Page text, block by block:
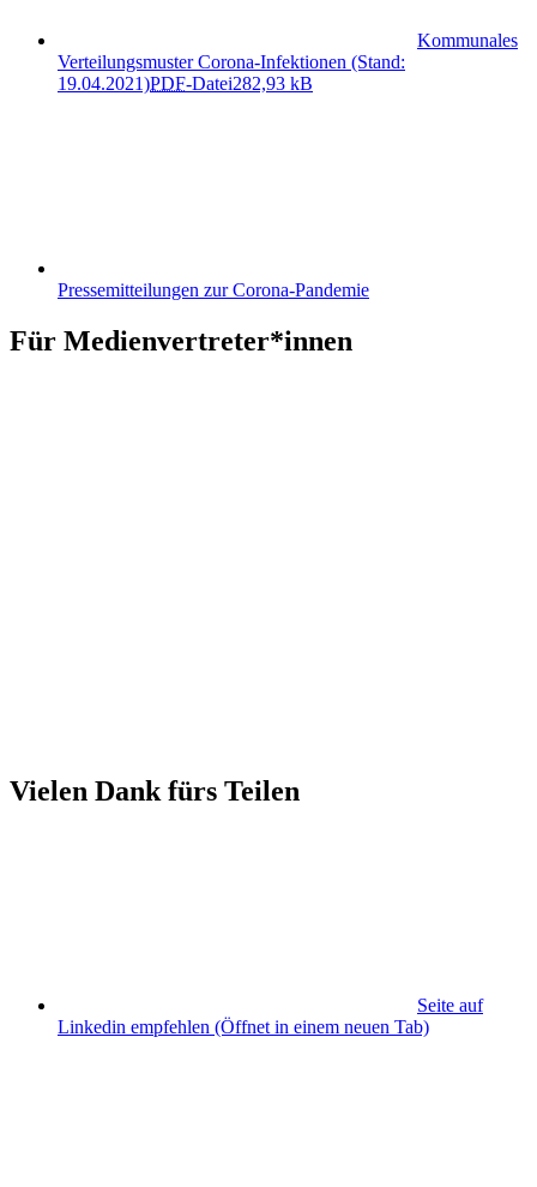
Kommunales
Verteilungsmuster Corona-Infektionen (Stand:
19.04.2021)PDF-Datei282,93 kB
Pressemitteilungen zur Corona-Pandemie
Für Medienvertreter*innen
Vielen Dank fürs Teilen
Seite auf
Linkedin empfehlen (Öffnet in einem neuen Tab)